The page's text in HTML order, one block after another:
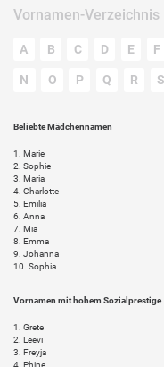
Vornamen-Verzeichnis
A B C D E F
N O P Q R S
Beliebte Mädchennamen
1.
Marie
2. Sophie
3. Maria
4. Charlotte
5. Emilia
6. Anna
7. Mia
8. Emma
9. Johanna
10. Sophia
Vornamen mit hohem Sozialprestige
1.
Grete
2. Leevi
3. Freyja
4. Phine